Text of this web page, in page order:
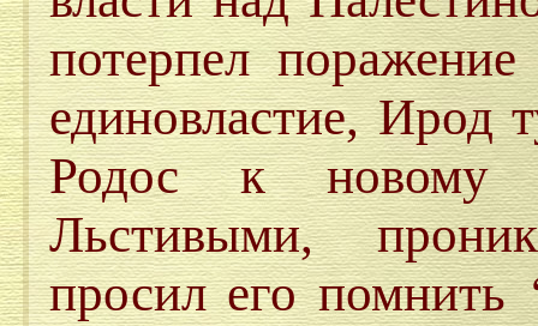
потерпел
единовластие, Ирод
Родос к новому
Льстивыми,
просил его помнить